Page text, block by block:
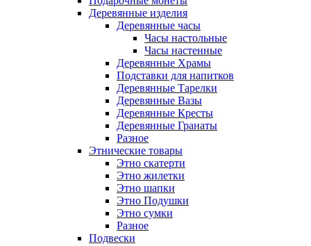
Деревянные изделия
Деревянные часы
Часы настольные
Часы настенные
Деревянные Храмы
Подставки для напитков
Деревянные Тарелки
Деревянные Вазы
Деревянные Кресты
Деревянные Гранаты
Разное
Этнические товары
Этно скатерти
Этно жилетки
Этно шапки
Этно Подушки
Этно сумки
Разное
Подвески